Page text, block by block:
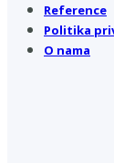
Reference
Politika
O nama